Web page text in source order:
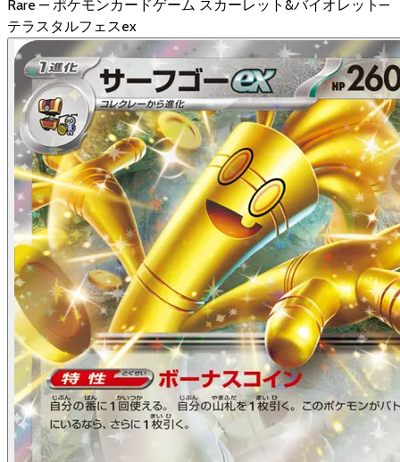
Rare — ポケモンカードゲーム スカーレット&バイオレット—
テラスタルフェスex